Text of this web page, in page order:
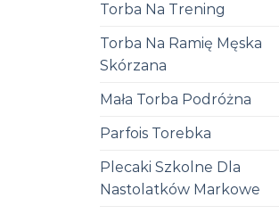
Torba Na Trening
Torba Na Ramię Męska
Skórzana
Mała Torba Podróżna
Parfois Torebka
Plecaki Szkolne Dla
Nastolatków Markowe